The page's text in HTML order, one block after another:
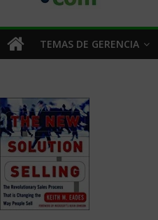
TEMAS DE GERENCIA